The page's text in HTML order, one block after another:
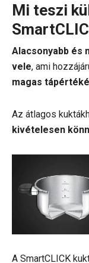
Mi teszi
Alacsonyabb és
vele, ami
magas
Az átlagos
kivételesen
A SmartCLICK